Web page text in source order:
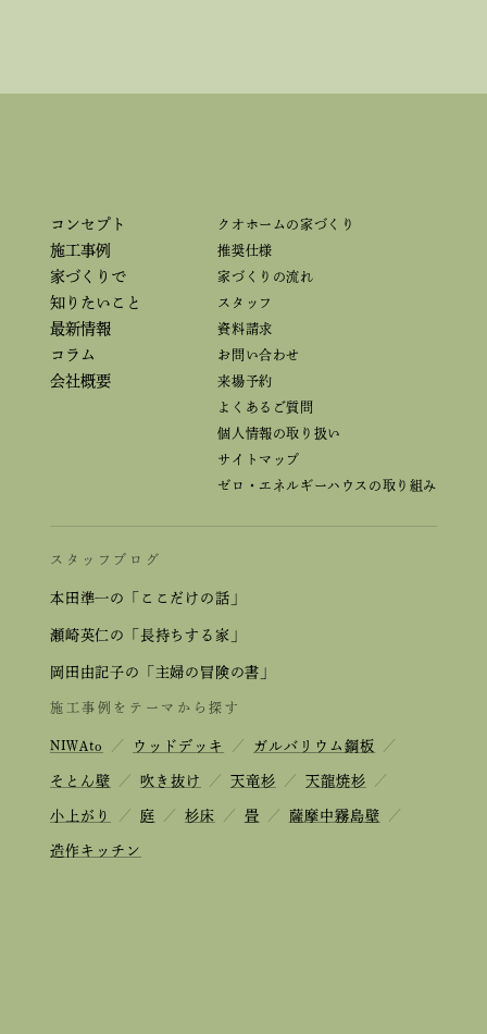
コンセプト
施工事例
家づくりで
知りたいこと
最新情報
コラム
会社概要
クオホームの家づくり
推奨仕様
家づくりの流れ
スタッフ
資料請求
お問い合わせ
来場予約
よくあるご質問
個人情報の取り扱い
サイトマップ
ゼロ・エネルギーハウスの取り組み
スタッフブログ
本田準一の「ここだけの話」
瀬崎英仁の「長持ちする家」
岡田由記子の「主婦の冒険の書」
施工事例をテーマから探す
NIWAto ／ ウッドデッキ ／ ガルバリウム鋼板 ／
そとん壁 ／ 吹き抜け ／ 天竜杉 ／ 天龍焼杉 ／
小上がり ／ 庭 ／ 杉床 ／ 畳 ／ 薩摩中霧島壁 ／
造作キッチン